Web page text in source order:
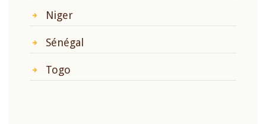
Niger
Sénégal
Togo